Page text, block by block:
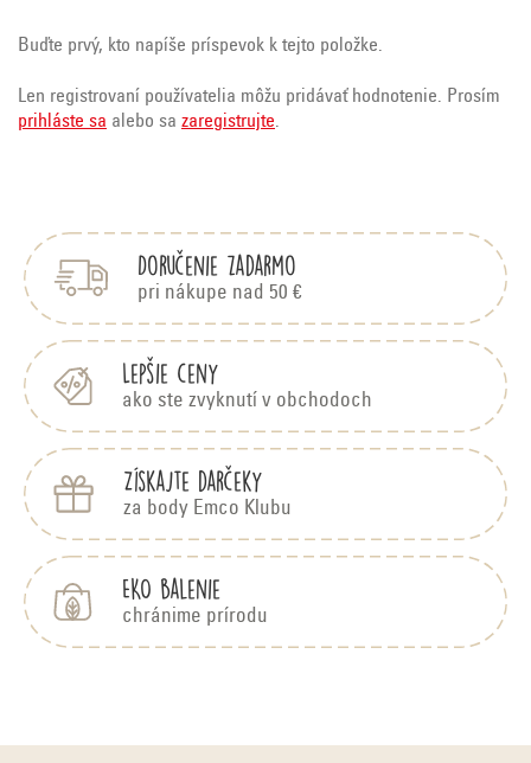
Buďte prvý, kto napíše príspevok k tejto položke.
Len registrovaní používatelia môžu pridávať hodnotenie. Prosím
prihláste sa alebo sa zaregistrujte.
Doručenie zadarmo
pri nákupe nad 50 €
Lepšie ceny
ako ste zvyknutí v obchodoch
Získajte darčeky
za body Emco Klubu
EKO balenie
chránime prírodu